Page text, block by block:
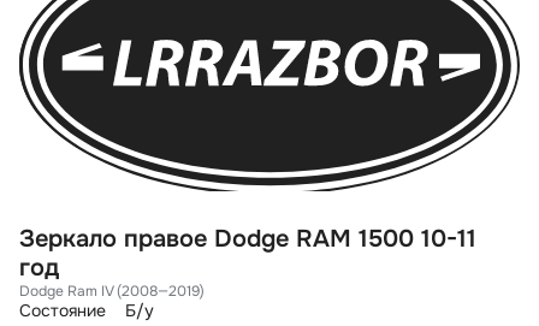
Зеркало правое Dodge RAM 1500 10-11
од
Dodge Ram IV (2008—2019)
Состояние
Б/у